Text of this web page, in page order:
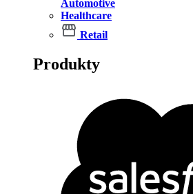
Automotive
Healthcare
Retail
Produkty